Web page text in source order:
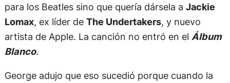
para los Beatles sino que quería dársela a Jackie
Lomax, ex líder de The Undertakers, y nuevo
artista de Apple. La canción no entró en el Álbum
Blanco.
George adujo que eso sucedió porque cuando la